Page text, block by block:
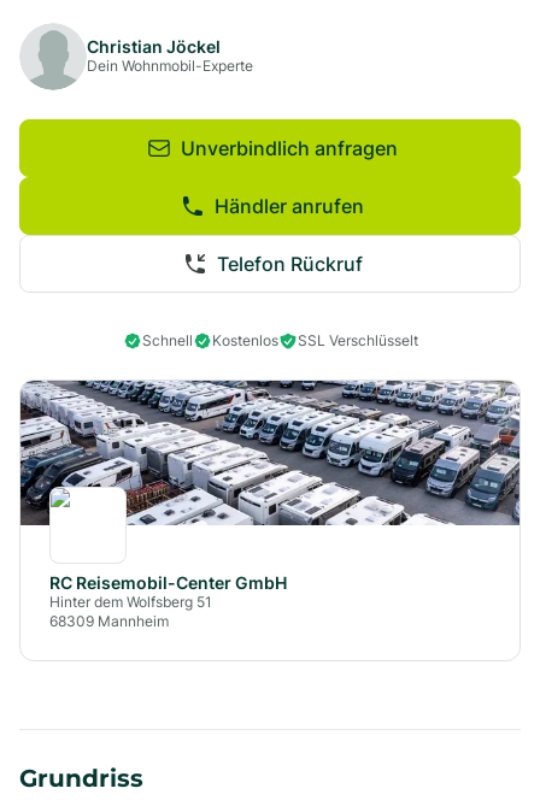
Christian Jöckel
Dein Wohnmobil-Experte
Unverbindlich anfragen
Händler anrufen
Telefon Rückruf
Schnell Kostenlos SSL Verschlüsselt
RC Reisemobil-Center GmbH
Hinter dem Wolfsberg 51
68309 Mannheim
Grundriss